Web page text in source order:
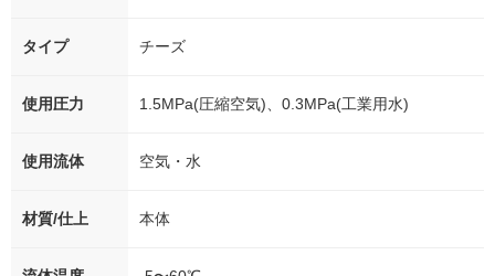
タイプ チーズ
使用圧力 1.5MPa(圧縮空気)、0.3MPa(工業用水)
使用流体 空気・水
材質/仕上 本体